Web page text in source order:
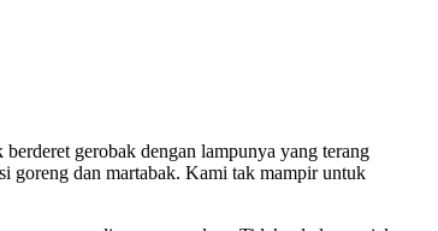
gerobak dengan lampunya yang terang
goreng dan martabak. Kami tak mampir untuk